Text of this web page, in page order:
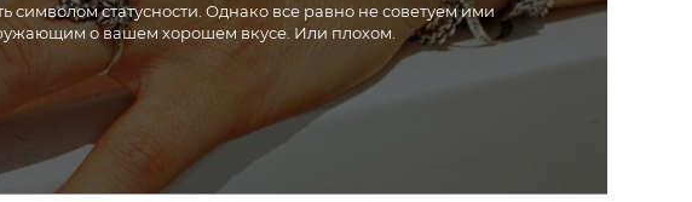
символом статусности. Однако все равно не советуем ими
о вашем хорошем вкусе. Или плохом.